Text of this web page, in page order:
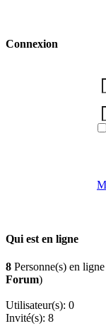
Connexion
Qui est en ligne
8 Personne(s) en
Forum)
Utilisateur(s): 0
Invité(s): 8